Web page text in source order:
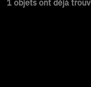
1 objets ont déjà